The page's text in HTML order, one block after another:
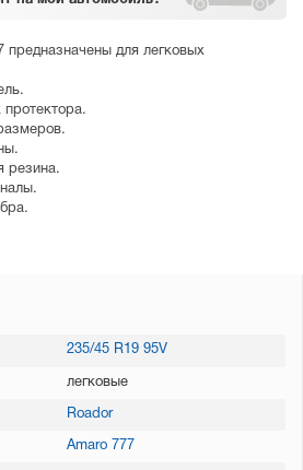
для легковых
резина.
235/45 R19 95V
легковые
Roador
Amaro 777